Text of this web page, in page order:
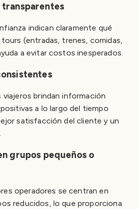
indican claramente qué
(entradas, trenes, comidas,
a evitar costos inesperados.
viajeros brindan información
a lo largo del tiempo
satisfacción del cliente y un
grupos pequeños o
operadores se centran en
reducidos, lo que proporciona